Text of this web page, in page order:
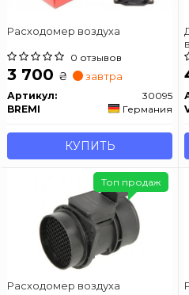
Расходомер воздуха
0 отзывов
3 700 ₴ завтра
Артикул:
30095
BREMI
Германия
КУПИТЬ
Расходомер воздуха
Топ продаж